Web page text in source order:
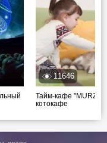
11646
Тайм-кафе "MURZIK"
котокафе